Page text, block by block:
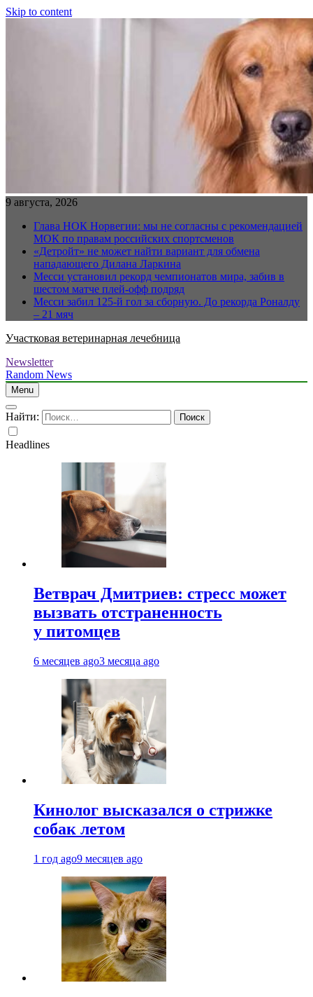
Skip to content
9 августа, 2026
Глава НОК Норвегии: мы не согласны с рекомендацией
МОК по правам российских спортсменов
«Детройт» не может найти вариант для обмена
нападающего Дилана Ларкина
Месси установил рекорд чемпионатов мира, забив в
шестом матче плей‑офф подряд
Месси забил 125-й гол за сборную. До рекорда Роналду
– 21 мяч
Участковая ветеринарная лечебница
Newsletter
Random News
Menu
Найти:
Headlines
Ветврач Дмитриев: стресс может
вызвать отстраненность
у питомцев
6 месяцев ago3 месяца ago
Кинолог высказался о стрижке
собак летом
1 год ago9 месяцев ago